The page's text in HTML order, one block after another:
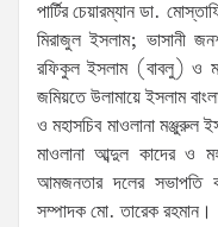
পার্টির চেয়ারম্যান ডা.
মিরাজুল ইসলাম; ভাসানী
রফিকুল ইসলাম (বাবলু) ও
জমিয়তে উলামায়ে ইসলাম
ও মহাসচিব মাওলানা মঞ্জুরুল
মাওলানা আব্দুল কাদের ও
আমজনতার দলের সভাপতি
সম্পাদক মো. তারেক রহমান।